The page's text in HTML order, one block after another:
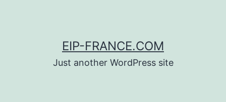
EIP-FRANCE.COM
Just another WordPress site